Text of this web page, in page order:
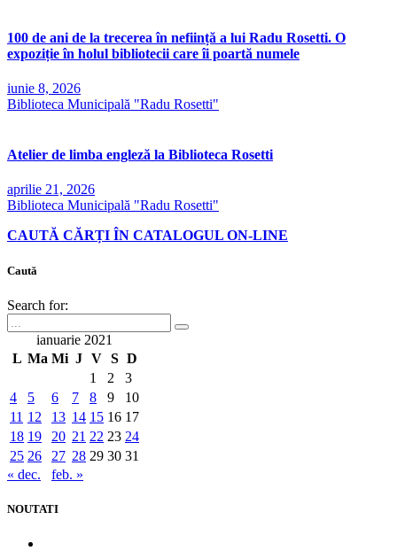
100 de ani de la trecerea în neființă a lui Radu Rosetti. O
expoziție în holul bibliotecii care îi poartă numele
iunie 8, 2026
Biblioteca Municipală "Radu Rosetti"
Atelier de limba engleză la Biblioteca Rosetti
aprilie 21, 2026
Biblioteca Municipală "Radu Rosetti"
CAUTĂ CĂRȚI ÎN CATALOGUL ON-LINE
Caută
Search for:
ianuarie 2021
L Ma Mi J V S D
1
2
3
4
5 6 7 8 9
10
11 12 13 14 15 16 17
18 19 20 21 22 23 24
25 26 27 28 29 30 31
« dec.
feb. »
NOUTATI